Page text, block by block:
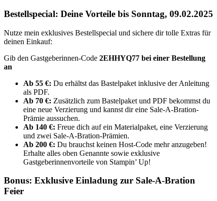
Bestellspecial: Deine Vorteile bis Sonntag, 09.02.2025
Nutze mein exklusives Bestellspecial und sichere dir tolle Extras für
deinen Einkauf:
Gib den Gastgeberinnen-Code 2EHHYQ77 bei einer Bestellung
an
Ab 55 €: Du erhältst das Bastelpaket inklusive der Anleitung
als PDF.
Ab 70 €: Zusätzlich zum Bastelpaket und PDF bekommst du
eine neue Verzierung und kannst dir eine Sale-A-Bration-
Prämie aussuchen.
Ab 140 €: Freue dich auf ein Materialpaket, eine Verzierung
und zwei Sale-A-Bration-Prämien.
Ab 200 €: Du brauchst keinen Host-Code mehr anzugeben!
Erhalte alles oben Genannte sowie exklusive
Gastgeberinnenvorteile von Stampin’ Up!
Bonus: Exklusive Einladung zur Sale-A-Bration
Feier